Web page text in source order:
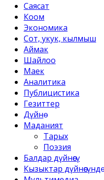
Саясат
Коом
Экономика
Сот, укук, кылмыш
Аймак
Шайлоо
Маек
Аналитика
Публицистика
Гезиттер
Дүйнө
Маданият
Тарых
Поэзия
Балдар дүйнөсү
Кызыктар дүйнөсүндө